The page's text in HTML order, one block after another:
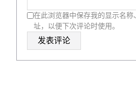
在此浏览器中保存我的显示名
址，以便下次评论时使用。